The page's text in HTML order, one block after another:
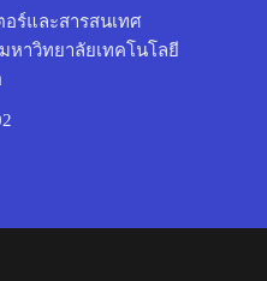
ร์และสารสนเทศ
าวิทยาลัยเทคโนโลยี